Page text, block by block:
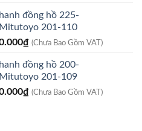
tại
là:
9.930.000₫.
đồng hồ 225-
201-110
₫Giá
tại
là:
7.560.000₫.
(Chưa Bao Gồm VAT)
đồng hồ 200-
201-109
₫Giá
(Chưa Bao Gồm VAT)